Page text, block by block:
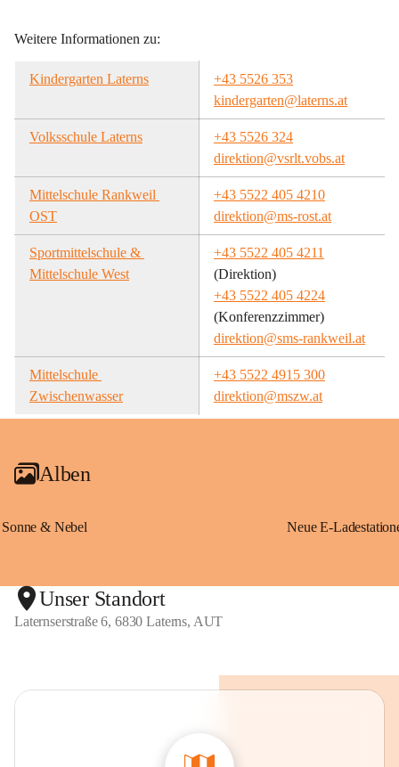
Weitere Informationen zu:
Kindergarten Laterns
+43 5526 353
kindergarten@laterns.at
Volksschule Laterns
+43 5526 324
direktion@vsrlt.vobs.at
Mittelschule Rankweil
OST
+43 5522 405 4210
direktion@ms-rost.at
Sportmittelschule &
Mittelschule West
+43 5522 405 4211
(Direktion)
+43 5522 405 4224
(Konferenzzimmer)
direktion@sms-rankweil.at
Mittelschule
Zwischenwasser
+43 5522 4915 300
direktion@mszw.at
Alben
Sonne & Nebel
Unser Standort
Laternserstraße 6, 6830 Laterns, AUT